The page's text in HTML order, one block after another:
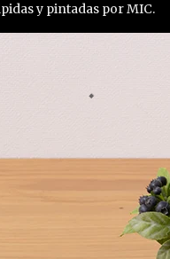
y pintadas por MIC.